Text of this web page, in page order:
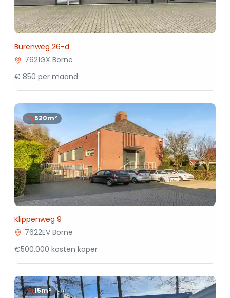
Burenweg 26-d
7621GX Borne
€ 850 per maand
520m²
Klippenweg 9
7622EV Borne
€500.000 kosten koper
15m²